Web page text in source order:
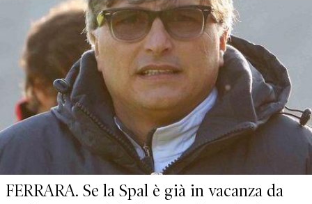
FERRARA. Se la Spal è già in vacanza da